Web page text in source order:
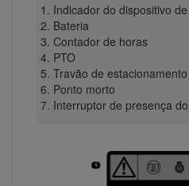
Indicador do dispositivo
Bateria
Contador de horas
PTO
Travão de estacionamento
Ponto morto
Interruptor de presença